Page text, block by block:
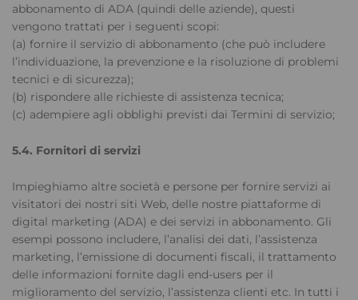
abbonamento di ADA (quindi delle aziende), questi
vengono trattati per i seguenti scopi:
(a) fornire il servizio di abbonamento (che può includere
l’individuazione, la prevenzione e la risoluzione di problemi
tecnici e di sicurezza);
(b) rispondere alle richieste di assistenza tecnica;
(c) adempiere agli obblighi previsti dai Termini di servizio;
5.4. Fornitori di servizi
Impieghiamo altre società e persone per fornire servizi ai
visitatori dei nostri siti Web, delle nostre piattaforme di
digital marketing (ADA) e dei servizi in abbonamento. Gli
esempi possono includere, l’analisi dei dati, l’assistenza
marketing, l’emissione di documenti fiscali, il trattamento
delle informazioni fornite dagli end-users per il
miglioramento del servizio, l’assistenza clienti etc. In tutti i